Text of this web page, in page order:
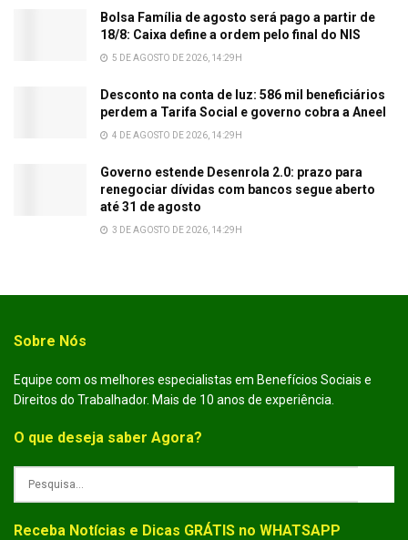
Bolsa Família de agosto será pago a partir de
18/8: Caixa define a ordem pelo final do NIS
5 DE AGOSTO DE 2026, 14:29H
Desconto na conta de luz: 586 mil beneficiários
perdem a Tarifa Social e governo cobra a Aneel
4 DE AGOSTO DE 2026, 14:29H
Governo estende Desenrola 2.0: prazo para
renegociar dívidas com bancos segue aberto
até 31 de agosto
3 DE AGOSTO DE 2026, 14:29H
Sobre Nós
Equipe com os melhores especialistas em Benefícios Sociais e
Direitos do Trabalhador. Mais de 10 anos de experiência.
O que deseja saber Agora?
Receba Notícias e Dicas GRÁTIS no WHATSAPP